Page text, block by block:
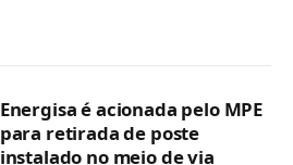
Energisa é acionada pelo MPE
para retirada de poste
instalado no meio de via